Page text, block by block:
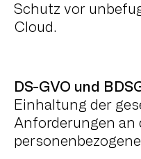
Schutz vor
Cloud.
DS-GVO und
Einhaltung der
Anforderungen an